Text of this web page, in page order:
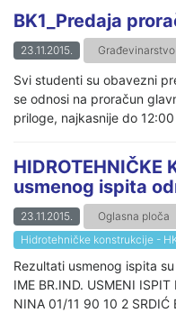
BK1_Predaja
23.11.2015. Građevinarstvo
Svi studenti su obavezni
se odnosi na proračun
priloge, najkasnije do
HIDROTEHNIČKE
usmenog ispita
23.11.2015. Oglasna ploča
Hidrotehničke konstrukcije -
Rezultati usmenog ispita
IME BR.IND. USMENI
NINA 01/11 90 10 2